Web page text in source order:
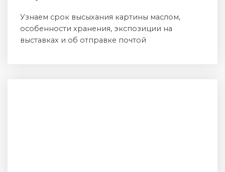
Узнаем срок высыхания картины маслом,
особенности хранения, экспозиции на
выставках и об отправке почтой